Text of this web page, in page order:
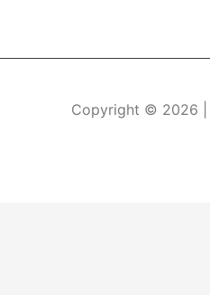
Copyright © 2026